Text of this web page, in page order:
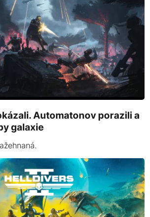
Automatonov porazili a
galaxie